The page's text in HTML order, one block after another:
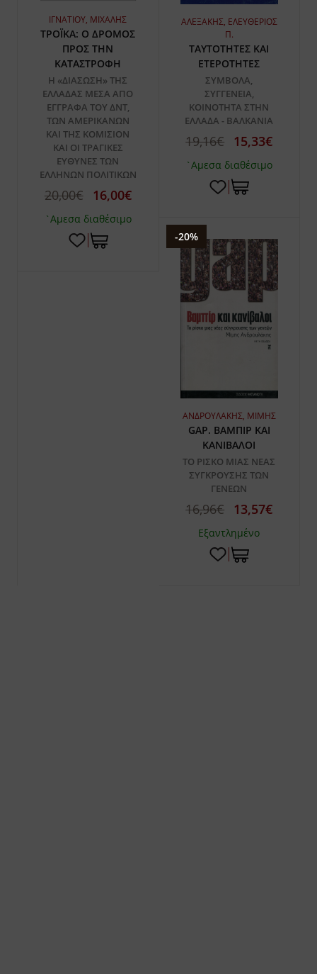
ΙΓΝΑΤΙΟΥ, ΜΙΧΑΛΗΣ
ΤΡΟΪΚΑ: Ο ΔΡΟΜΟΣ
ΠΡΟΣ ΤΗΝ
ΚΑΤΑΣΤΡΟΦΗ
Η «ΔΙΑΣΩΣΗ» ΤΗΣ
ΕΛΛΑΔΑΣ ΜΕΣΑ ΑΠΟ
ΕΓΓΡΑΦΑ ΤΟΥ ΔΝΤ,
ΤΩΝ ΑΜΕΡΙΚΑΝΩΝ
ΚΑΙ ΤΗΣ ΚΟΜΙΣΙΟΝ
ΚΑΙ ΟΙ ΤΡΑΓΙΚΕΣ
ΕΥΘΥΝΕΣ ΤΩΝ
ΕΛΛΗΝΩΝ ΠΟΛΙΤΙΚΩΝ
20,00€ 16,00€
`Αμεσα διαθέσιμο
ΑΛΕΞΑΚΗΣ, ΕΛΕΥΘΕΡΙΟΣ
Π.
ΤΑΥΤΟΤΗΤΕΣ ΚΑΙ
ΕΤΕΡΟΤΗΤΕΣ
ΣΥΜΒΟΛΑ,
ΣΥΓΓΕΝΕΙΑ,
ΚΟΙΝΟΤΗΤΑ ΣΤΗΝ
ΕΛΛΑΔΑ - ΒΑΛΚΑΝΙΑ
19,16€ 15,33€
`Αμεσα διαθέσιμο
-20%
ΑΝΔΡΟΥΛΑΚΗΣ, ΜΙΜΗΣ
GAP. ΒΑΜΠΙΡ ΚΑΙ
ΚΑΝΙΒΑΛΟΙ
ΤΟ ΡΙΣΚΟ ΜΙΑΣ ΝΕΑΣ
ΣΥΓΚΡΟΥΣΗΣ ΤΩΝ
ΓΕΝΕΩΝ
16,96€ 13,57€
Εξαντλημένο